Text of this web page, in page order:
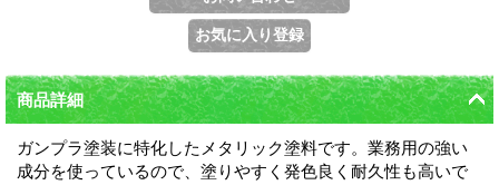
商品詳細
ガンプラ塗装に特化したメタリック塗料です。業務用の強い
成分を使っているので、塗りやすく発色良く耐久性も高いで